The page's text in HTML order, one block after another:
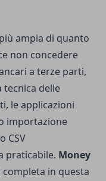
ampia di quanto
non concedere
a terze parti,
delle
le applicazioni
importazione
CSV
praticabile. Money
in questa